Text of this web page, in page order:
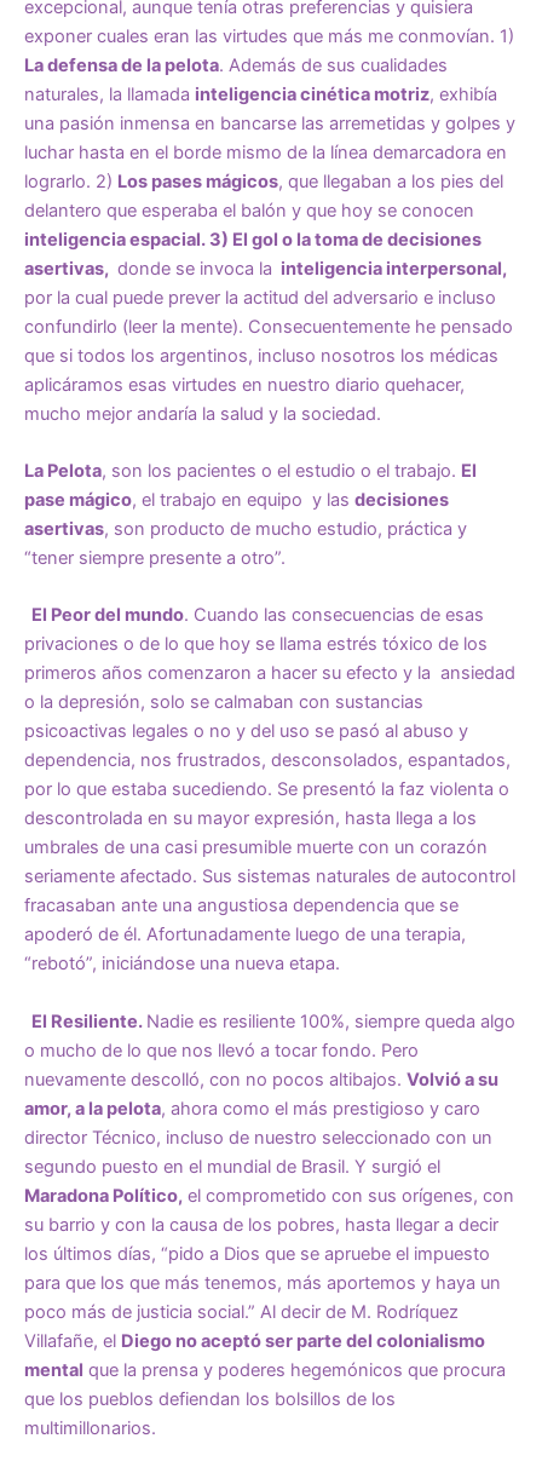
excepcional, aunque tenía otras preferencias y quisiera
exponer cuales eran las virtudes que más me conmovían. 1)
La defensa de la pelota. Además de sus cualidades
naturales, la llamada inteligencia cinética motriz, exhibía
una pasión inmensa en bancarse las arremetidas y golpes y
luchar hasta en el borde mismo de la línea demarcadora en
lograrlo. 2) Los pases mágicos, que llegaban a los pies del
delantero que esperaba el balón y que hoy se conocen
inteligencia espacial. 3) El gol o la toma de decisiones
asertivas, donde se invoca la inteligencia interpersonal,
por la cual puede prever la actitud del adversario e incluso
confundirlo (leer la mente). Consecuentemente he pensado
que si todos los argentinos, incluso nosotros los médicas
aplicáramos esas virtudes en nuestro diario quehacer,
mucho mejor andaría la salud y la sociedad.
La Pelota, son los pacientes o el estudio o el trabajo. El
pase mágico, el trabajo en equipo y las decisiones
asertivas, son producto de mucho estudio, práctica y
“tener siempre presente a otro”.
El Peor del mundo. Cuando las consecuencias de esas
privaciones o de lo que hoy se llama estrés tóxico de los
primeros años comenzaron a hacer su efecto y la ansiedad
o la depresión, solo se calmaban con sustancias
psicoactivas legales o no y del uso se pasó al abuso y
dependencia, nos frustrados, desconsolados, espantados,
por lo que estaba sucediendo. Se presentó la faz violenta o
descontrolada en su mayor expresión, hasta llega a los
umbrales de una casi presumible muerte con un corazón
seriamente afectado. Sus sistemas naturales de autocontrol
fracasaban ante una angustiosa dependencia que se
apoderó de él. Afortunadamente luego de una terapia,
“rebotó”, iniciándose una nueva etapa.
El Resiliente. Nadie es resiliente 100%, siempre queda algo
o mucho de lo que nos llevó a tocar fondo. Pero
nuevamente descolló, con no pocos altibajos. Volvió a su
amor, a la pelota, ahora como el más prestigioso y caro
director Técnico, incluso de nuestro seleccionado con un
segundo puesto en el mundial de Brasil. Y surgió el
Maradona Político, el comprometido con sus orígenes, con
su barrio y con la causa de los pobres, hasta llegar a decir
los últimos días, “pido a Dios que se apruebe el impuesto
para que los que más tenemos, más aportemos y haya un
poco más de justicia social.” Al decir de M. Rodríquez
Villafañe, el Diego no aceptó ser parte del colonialismo
mental que la prensa y poderes hegemónicos que procura
que los pueblos defiendan los bolsillos de los
multimillonarios.